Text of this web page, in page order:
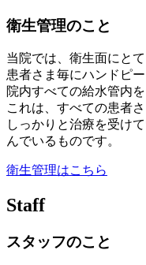
衛生管理のこと
当院では、衛生面にと
患者さま毎にハンドピ
院内すべての給水管内
これは、すべての患者
しっかりと治療を受け
んでいるものです。
衛生管理はこちら
Staff
スタッフのこと